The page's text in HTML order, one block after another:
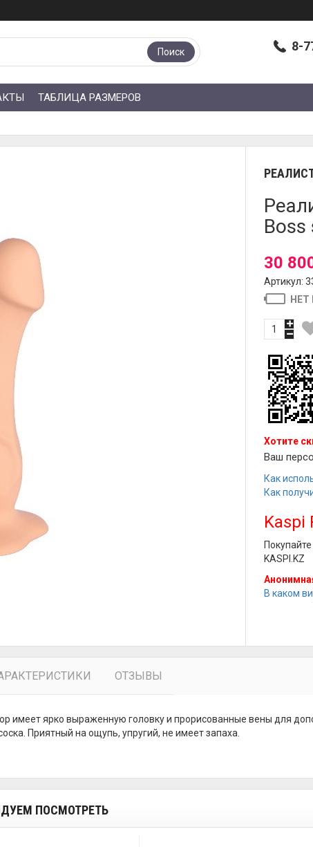
8-
Поиск
ТАБЛИЦА РАЗМЕРОВ
Boss
30
Артикул:
НЕТ
Хотите
Ваш
Как
Как
Kaspi
KASPI.KZ
В каком
ОТЗЫВЫ
имеет ярко выраженную головку и прорисованные вены для
Приятный на ощупь, упругий, не имеет запаха.
ПОСМОТРЕТЬ